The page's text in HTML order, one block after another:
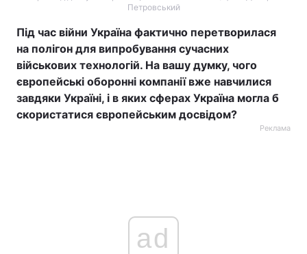
Петровський
Під час війни Україна фактично перетворилася
на полігон для випробування сучасних
військових технологій. На вашу думку, чого
європейські оборонні компанії вже навчилися
завдяки Україні, і в яких сферах Україна могла б
скористатися європейським досвідом?
Реклама
ad